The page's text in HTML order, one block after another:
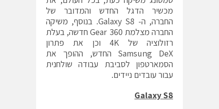
מכשיר הדגל החדש והמדובר של
החברה, ה- Galaxy S8. בנוסף, משיקה
החברה מצלמת Gear 360 חדשה, בעלת
רזולוציה של 4K וכן את פתרון
Samsung DeX החדש, ההופך את
הסמארטפון לסביבת עבודה שולחנית
עבור עובדים ניידים.
Galaxy S8